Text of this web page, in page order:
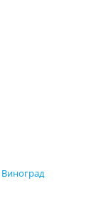
Виноград